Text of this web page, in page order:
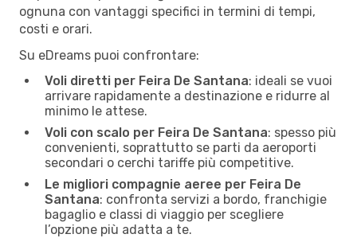
ognuna con vantaggi specifici in termini di tempi,
costi e orari.
Su eDreams puoi confrontare:
Voli diretti per Feira De Santana: ideali se vuoi
arrivare rapidamente a destinazione e ridurre al
minimo le attese.
Voli con scalo per Feira De Santana: spesso più
convenienti, soprattutto se parti da aeroporti
secondari o cerchi tariffe più competitive.
Le migliori compagnie aeree per Feira De
Santana: confronta servizi a bordo, franchigie
bagaglio e classi di viaggio per scegliere
l’opzione più adatta a te.